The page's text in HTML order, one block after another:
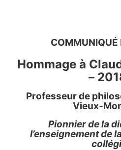
COMMUNIQUÉ
Hommage à
–
Professeur de
Vieux-
Pionnier de la
l’enseignement de